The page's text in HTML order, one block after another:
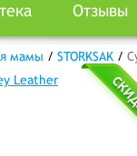
Отзывы
мамы / STORKSAK /